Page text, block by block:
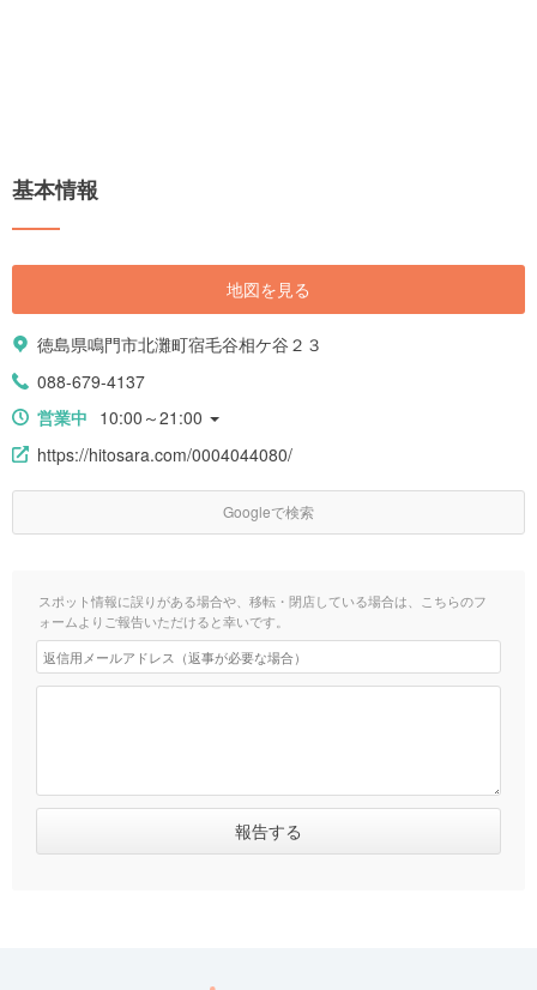
基本情報
地図を見る
徳島県鳴門市北灘町宿毛谷相ケ谷２３
088-679-4137
営業中 10:00～21:00
https://hitosara.com/0004044080/
Googleで検索
スポット情報に誤りがある場合や、移転・閉店している場合は、こちらのフ
ォームよりご報告いただけると幸いです。